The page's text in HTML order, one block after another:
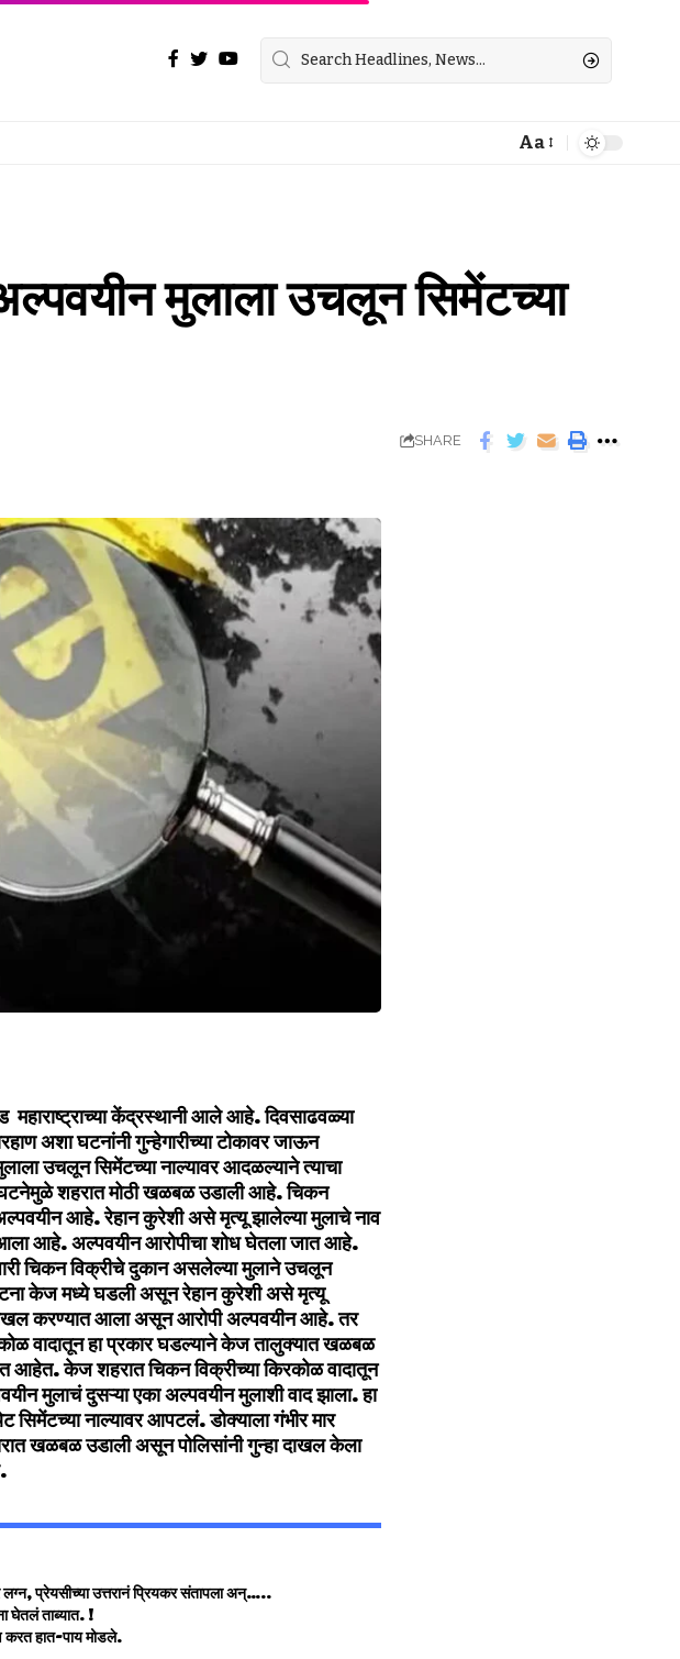
Aa
मुलाला उचलून सिमेंटच्या
SHARE
महाराष्ट्राच्या केंद्रस्थानी आले आहे. दिवसाढवळ्या
अशा घटनांनी गुन्हेगारीच्या टोकावर जाऊन
उचलून सिमेंटच्या नाल्यावर आदळल्याने त्याचा
शहरात मोठी खळबळ उडाली आहे. चिकन
आहे. रेहान कुरेशी असे मृत्यू झालेल्या मुलाचे नाव
आहे. अल्पवयीन आरोपीचा शोध घेतला जात आहे.
चिकन विक्रीचे दुकान असलेल्या मुलाने उचलून
केज मध्ये घडली असून रेहान कुरेशी असे मृत्यू
करण्यात आला असून आरोपी अल्पवयीन आहे. तर
वादातून हा प्रकार घडल्याने केज तालुक्यात खळबळ
आहेत. केज शहरात चिकन विक्रीच्या किरकोळ वादातून
मुलाचं दुसऱ्या एका अल्पवयीन मुलाशी वाद झाला. हा
सिमेंटच्या नाल्यावर आपटलं. डोक्याला गंभीर मार
खळबळ उडाली असून पोलिसांनी गुन्हा दाखल केला
प्रेयसीच्या उत्तरानं प्रियकर संतापला अन्…..
घेतलं ताब्यात. !
करत हात-पाय मोडले.